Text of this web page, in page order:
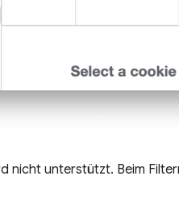
nicht unterstützt. Beim